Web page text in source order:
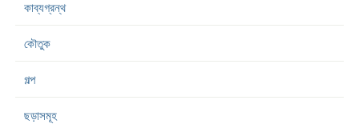
কাব্যগ্রন্থ
কৌতুক
গল্প
ছড়াসমূহ